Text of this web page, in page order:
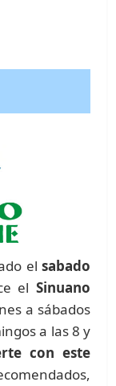
el sabado
el Sinuano
a sábados
a las 8 y
con este